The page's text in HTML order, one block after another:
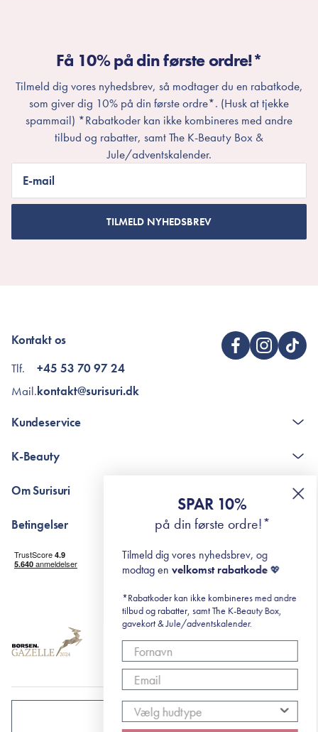
Få 10% på din første ordre!*
Tilmeld dig vores nyhedsbrev, så modtager du en rabatkode,
som giver dig 10% på din første ordre*. (Husk at tjekke
spammail) *Rabatkoder kan ikke kombineres med andre
tilbud og rabatter, samt The K-Beauty Box &
Jule/adventskalender.
E-mail
TILMELD NYHEDSBREV
Kontakt os
Tlf.
Mail.
+45 53 70 97 24
kontakt@surisuri.dk
Kundeservice
The K-Beauty Box - spørgsmål og svar
RE-ZIP
K-Beauty
Retinol for begyndere
Om Surisuri
Black Friday
Betingelser
Levering og returnering
Handelsbetingelser
DANMARK
SPAR 10%
på din første ordre!*
Tilmeld dig vores nyhedsbrev, og
modtag envelkomst rabatkode 💖
*Rabatkoder kan ikke kombineres med andre
tilbud og rabatter, samt The K-Beauty Box,
gavekort & Jule/adventskalender.